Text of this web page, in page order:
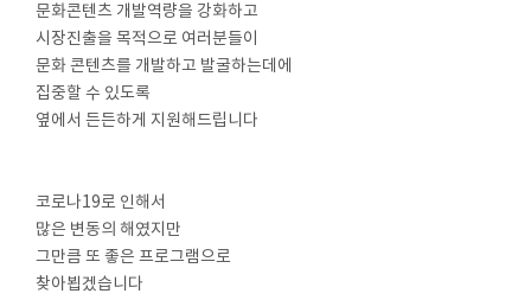
문화콘텐츠 개발역량을 강화하고
시장진출을 목적으로 여러분들이
문화 콘텐츠를 개발하고 발굴하는데에
집중할 수 있도록
옆에서 든든하게 지원해드립니다
코로나19로 인해서
많은 변동의 해였지만
그만큼 또 좋은 프로그램으로
찾아뵙겠습니다